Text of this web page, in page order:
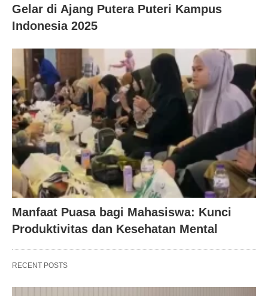
Gelar di Ajang Putera Puteri Kampus
Indonesia 2025
Manfaat Puasa bagi Mahasiswa: Kunci
Produktivitas dan Kesehatan Mental
RECENT POSTS